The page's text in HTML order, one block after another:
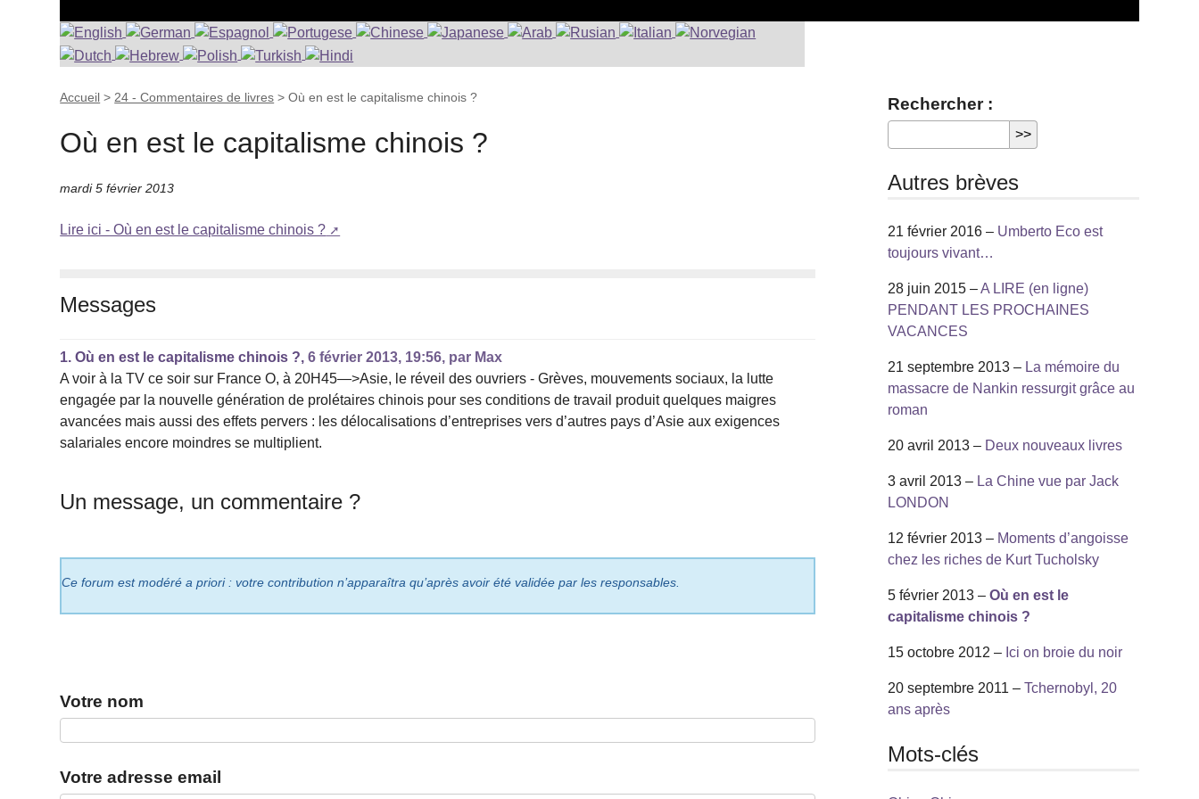
Accueil > 24 - Commentaires de livres >Où en est le capitalisme chinois ?
Où en est le capitalisme chinois ?
mardi 5 février 2013
Lire ici - Où en est le capitalisme chinois ?
Messages
1. Où en est le capitalisme chinois ?,6 février 2013, 19:56, par Max
A voir à la TV ce soir sur France O, à 20H45—>Asie, le réveil des ouvriers - Grèves, mouvements sociaux, la lutte
engagée par la nouvelle génération de prolétaires chinois pour ses conditions de travail produit quelques maigres
avancées mais aussi des effets pervers : les délocalisations d’entreprises vers d’autres pays d’Asie aux exigences
salariales encore moindres se multiplient.
Un message, un commentaire ?
Ce forum est modéré a priori : votre contribution n’apparaîtra qu’après avoir été validée par les responsables.
Votre nom
Votre adresse email
Rechercher :
Autres brèves
21 février 2016 – Umberto Eco est
toujours vivant…
28 juin 2015 –A LIRE (en ligne)
PENDANT LES PROCHAINES
VACANCES
21 septembre 2013 – La mémoire du
massacre de Nankin ressurgit grâce au
roman
20 avril 2013 – Deux nouveaux livres
3 avril 2013 – La Chine vue par Jack
LONDON
12 février 2013 – Moments d’angoisse
chez les riches de Kurt Tucholsky
5 février 2013 – Où en est le
capitalisme chinois ?
15 octobre 2012 – Ici on broie du noir
20 septembre 2011 – Tchernobyl, 20
ans après
Mots-clés